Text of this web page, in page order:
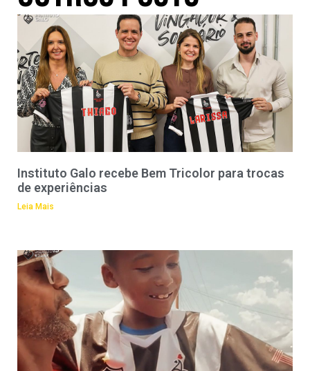
Instituto Galo recebe Bem Tricolor para trocas
de experiências
Leia Mais